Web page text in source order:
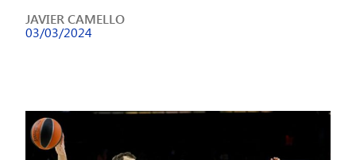
Campazzo […]
JAVIER CAMELLO
03/03/2024